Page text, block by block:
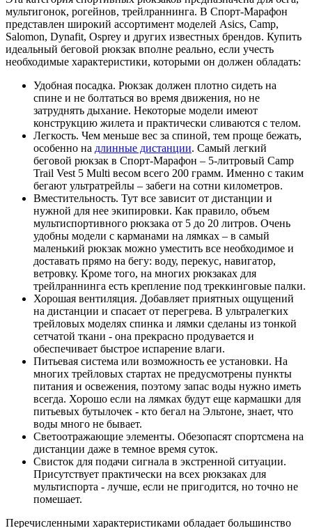
мультигонок, рогейнов, трейлраннинга. В Спорт-Марафон
представлен широкий ассортимент моделей Asics, Camp,
Salomon, Dynafit, Osprey и других известных брендов. Купить
идеальный беговой рюкзак вполне реально, если учесть
необходимые характеристики, которыми он должен обладать:
Удобная посадка. Рюкзак должен плотно сидеть на
спине и не болтаться во время движения, но не
затруднять дыхание. Некоторые модели имеют
конструкцию жилета и практически сливаются с телом.
Легкость. Чем меньше вес за спиной, тем проще бежать,
особенно на длинные дистанции. Самый легкий
беговой рюкзак в Спорт-Марафон – 5-литровый Camp
Trail Vest 5 Multi весом всего 200 грамм. Именно с таким
бегают ультратрейлы – забеги на сотни километров.
Вместительность. Тут все зависит от дистанции и
нужной для нее экипировки. Как правило, объем
мультиспортивного рюкзака от 5 до 20 литров. Очень
удобны модели с карманами на лямках – в самый
маленький рюкзак можно уместить все необходимое и
доставать прямо на бегу: воду, перекус, навигатор,
ветровку. Кроме того, на многих рюкзаках для
трейлраннинга есть крепление под треккинговые палки.
Хорошая вентиляция. Добавляет приятных ощущений
на дистанции и спасает от перегрева. В ультралегких
трейловых моделях спинка и лямки сделаны из тонкой
сетчатой ткани - она прекрасно продувается и
обеспечивает быстрое испарение влаги.
Питьевая система или возможность ее установки. На
многих трейловых стартах не предусмотрены пункты
питания и освежения, поэтому запас воды нужно иметь
всегда. Хорошо если на лямках будут еще кармашки для
питьевых бутылочек - кто бегал на Эльтоне, знает, что
воды много не бывает.
Светоотражающие элементы. Обезопасят спортсмена на
дистанции даже в темное время суток.
Свисток для подачи сигнала в экстренной ситуации.
Присутствует практически на всех рюкзаках для
мультиспорта - лучше, если не пригодится, но точно не
помешает.
Перечисленными характеристиками обладает большинство